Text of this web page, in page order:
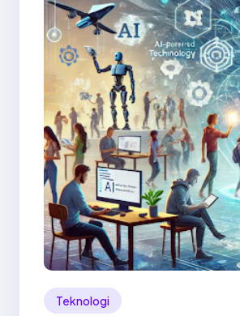
Teknologi